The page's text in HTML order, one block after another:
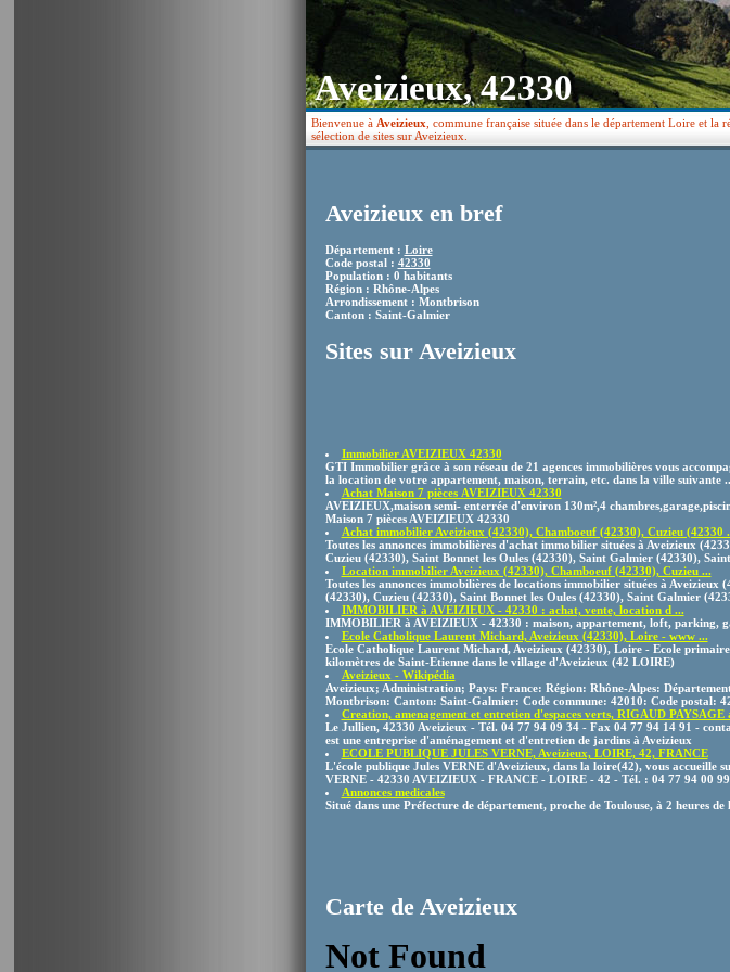
Aveizieux, 42330
Bienvenue à Aveizieux , commune française située dans le département Loire et
sélection de sites sur Aveizieux.
Aveizieux en bref
Département : Loire
Code postal : 42330
Population : 0 habitants
Région : Rhône-Alpes
Arrondissement : Montbrison
Canton : Saint-Galmier
Sites sur Aveizieux
Immobilier AVEIZIEUX 42330
GTI Immobilier grâce à son réseau de 21 agences immobilières vous
la location de votre appartement, maison, terrain, etc. dans la ville suivante
Achat Maison 7 pièces AVEIZIEUX 42330
AVEIZIEUX,maison semi- enterrée d'environ 130m²,4
Maison 7 pièces AVEIZIEUX 42330
Achat immobilier Aveizieux (42330), Chamboeuf (42330), Cuzieu (42330
Toutes les annonces immobilières d'achat immobilier situées à Aveizieux
Cuzieu (42330), Saint Bonnet les Oules (42330), Saint Galmier (42330),
Location immobilier Aveizieux (42330), Chamboeuf (42330), Cuzieu ...
Toutes les annonces immobilières de locations immobilier situées à Aveizieux
(42330), Cuzieu (42330), Saint Bonnet les Oules (42330), Saint Galmier
IMMOBILIER à AVEIZIEUX - 42330 : achat, vente, location d ...
IMMOBILIER à AVEIZIEUX - 42330 : maison, appartement, loft, parking,
Ecole Catholique Laurent Michard, Aveizieux (42330), Loire - www ...
Ecole Catholique Laurent Michard, Aveizieux (42330), Loire - Ecole primaire
kilomètres de Saint-Etienne dans le village d'Aveizieux (42 LOIRE)
Aveizieux - Wikipédia
Aveizieux; Administration; Pays: France: Région: Rhône-Alpes:
Montbrison: Canton: Saint-Galmier: Code commune: 42010: Code postal:
Creation, amenagement et entretien d'espaces verts, RIGAUD PAYSAGE
Le Jullien, 42330 Aveizieux - Tél. 04 77 94 09 34 - Fax 04 77 94 14 91 -
est une entreprise d'aménagement et d'entretien de jardins à Aveizieux
ECOLE PUBLIQUE JULES VERNE, Aveizieux, LOIRE, 42, FRANCE
L'école publique Jules VERNE d'Aveizieux, dans la loire(42), vous accueille
VERNE - 42330 AVEIZIEUX - FRANCE - LOIRE - 42 - Tél. : 04 77 94 00 99
Annonces medicales
Situé dans une Préfecture de département, proche de Toulouse, à 2 heures
Carte de Aveizieux